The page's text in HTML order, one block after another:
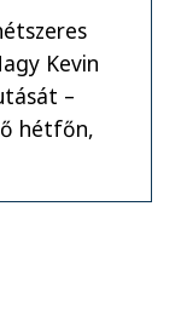
Kevin
–
hétfőn,